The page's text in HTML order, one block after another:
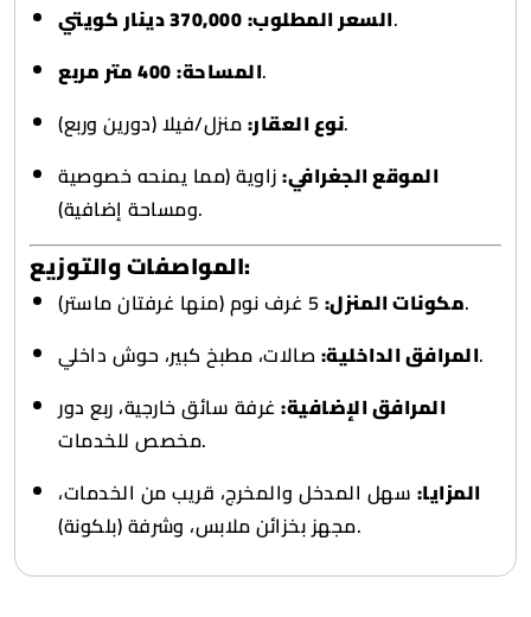
السعر المطلوب:370,000 دينار كويتي
.
المساحة:400 متر مربع
.
نوع العقار:منزل/فيلا (دورين وربع).
الموقع الجغرافي:زاوية (مما يمنحه خصوصية
ومساحة إضافية).
المواصفات والتوزيع:
مكونات المنزل:5 غرف نوم (منها غرفتان ماستر).
المرافق الداخلية:صالات، مطبخ كبير، حوش داخلي.
المرافق الإضافية: غرفة سائق خارجية، ربع دور
مخصص للخدمات.
المزايا: سهل المدخل والمخرج، قريب من الخدمات،
مجهز بخزائن ملابس، وشرفة (بلكونة).